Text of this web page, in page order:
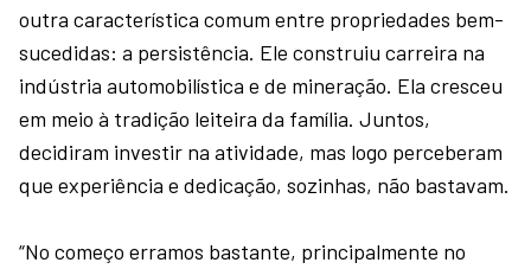
outra característica comum entre propriedades bem-
sucedidas: a persistência. Ele construiu carreira na
indústria automobilística e de mineração. Ela cresceu
em meio à tradição leiteira da família. Juntos,
decidiram investir na atividade, mas logo perceberam
que experiência e dedicação, sozinhas, não bastavam.
“No começo erramos bastante, principalmente no